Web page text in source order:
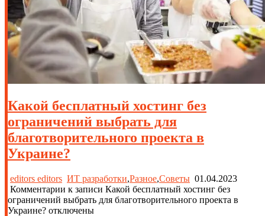
Какой бесплатный хостинг без
ограничений выбрать для
благотворительного проекта в
Украине?
editors editors ИТ разработки,Разное,Советы 01.04.2023
Комментарии к записи Какой бесплатный хостинг без
ограничений выбрать для благотворительного проекта в
Украине? отключены